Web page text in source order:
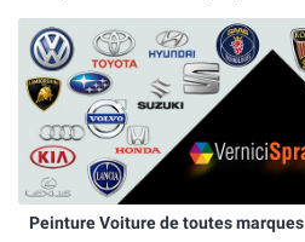
Peinture Voiture de toutes marques